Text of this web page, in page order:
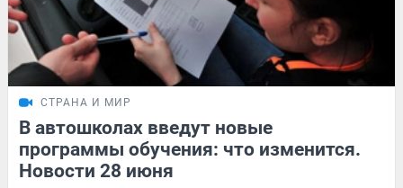
СТРАНА И МИР
В автошколах введут новые
программы обучения: что изменится.
Новости 28 июня